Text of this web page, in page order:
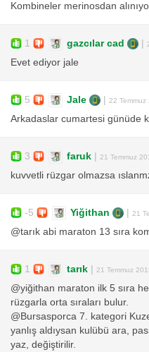
Kombineler merinosdan
1 gazcılar cad
Evet ediyor jale
5 Jale 22
Arkadaslar cumartesi günüde
3 faruk 21 Temmuz
kuvvetli rüzgar olmazsa
-5 Yiğithan 21
@tarık abi maraton 13 sıra
1 tarık 21 Temmuz
@yiğithan maraton ilk 5 sıra
rüzgarla orta sıraları bulur.
@Bursasporca 7. kategori
yanlış aldıysan kulübü ara,
yaz, değiştirilir.